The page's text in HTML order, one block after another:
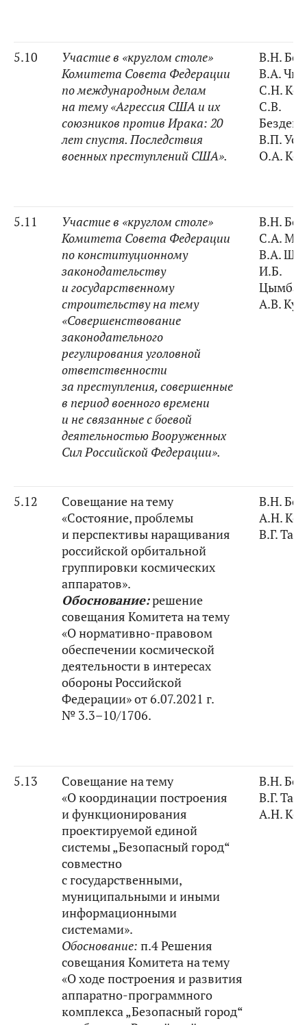
5.10
Участие в «круглом столе»
Комитета Совета Федерации
по международным делам
на тему «Агрессия США и их
союзников против Ирака: 20
лет спустя. Последствия
военных преступлений США».
В.Н.
В.А.
С.Н.
С.В.
В.П.
О.А.
5.11
Участие в «круглом столе»
Комитета Совета Федерации
поконституционному
законодательству
и государственному
строительству на тему
«Совершенствование
законодательного
регулирования уголовной
ответственности
за преступления, совершенные
в период военного времени
и не связанные с боевой
деятельностью Вооруженных
Сил Российской Федерации».
В.Н.
С.А.
В.А.
И.Б.
А.В.
5.12
Совещание на тему
«Состояние, проблемы
и перспективы наращивания
российской орбитальной
группировки космических
аппаратов».
Обоснование:решение
совещания Комитета на тему
«О нормативно-правовом
обеспечении космической
деятельности в интересах
обороны Российской
Федерации» от 6.07.2021 г.
№ 3.3–10/1706.
В.Н.
А.Н.
В.Г.
5.13
Совещание на тему
«О координации построения
и функционирования
проектируемой единой
системы „Безопасный город“
совместно
с государственными,
муниципальными и иными
информационными
системами».
Обоснование: п.4 Решения
совещания Комитета на тему
«О ходе построения и развития
аппаратно-программного
комплекса „Безопасный город“
В.Н.
В.Г.
А.Н.